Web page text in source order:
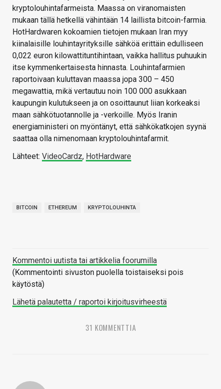
kryptolouhintafarmeista. Maassa on viranomaisten
mukaan tällä hetkellä vähintään 14 laillista bitcoin-farmia.
HotHardwaren kokoamien tietojen mukaan Iran myy
kiinalaisille louhintayrityksille sähköä erittäin edulliseen
0,022 euron kilowattituntihintaan, vaikka hallitus puhuukin
itse kymmenkertaisesta hinnasta. Louhintafarmien
raportoivaan kuluttavan maassa jopa 300 – 450
megawattia, mikä vertautuu noin 100 000 asukkaan
kaupungin kulutukseen ja on osoittaunut liian korkeaksi
maan sähkötuotannolle ja -verkoille. Myös Iranin
energiaministeri on myöntänyt, että sähkökatkojen syynä
saattaa olla nimenomaan kryptolouhintafarmit.
Lähteet: VideoCardz, HotHardware
BITCOIN ETHEREUM KRYPTOLOUHINTA
Kommentoi uutista tai artikkelia foorumilla
(Kommentointi sivuston puolella toistaiseksi pois
käytöstä)
Lähetä palautetta / raportoi kirjoitusvirheestä
31 KOMMENTTIA